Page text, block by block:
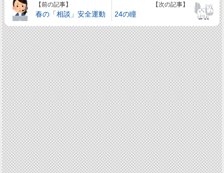
【前の記事】
春の「相談」安全運動
【次の記事】
24の瞳